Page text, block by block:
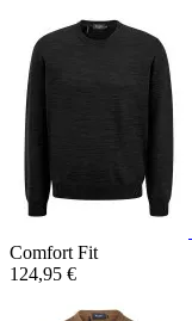
Comfort Fit
124,95 €